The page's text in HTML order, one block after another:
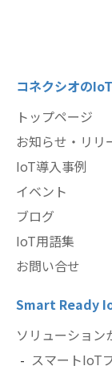
コネクシオの
トップページ
お知らせ・リリ
IoT導入事例
イベント
ブログ
IoT用語集
お問い合せ
Smart Ready
ソリューション
スマートIoT